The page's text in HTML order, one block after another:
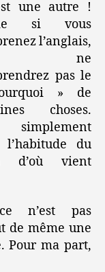
une autre !
si vous
l’anglais,
ne
pas le
» de
choses.
simplement
du
d’où vient
n’est pas
de même une
Pour ma part,